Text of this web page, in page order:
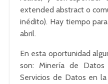
extended abstract o
inédito). Hay tiempo
abril.
En esta oportunidad
son: Minería de Datos
Servicios de Datos en